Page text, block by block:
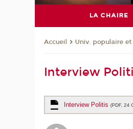
LA CHAIRE
Accueil Univ. populaire
Interview
Interview Politis (PDF, 24